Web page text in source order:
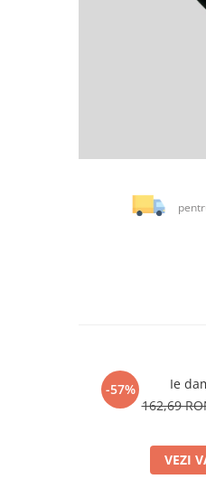
-57%
Ie
162,69
VEZI